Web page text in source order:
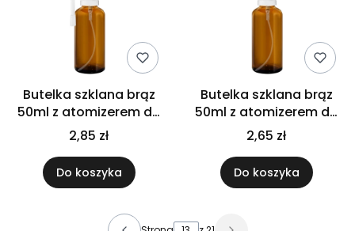
Butelka szklana brąz
50ml z atomizerem do
gardła
2,85 zł
Do koszyka
Butelka szklana brąz
50ml z atomizerem do
nosa
2,65 zł
Do koszyka